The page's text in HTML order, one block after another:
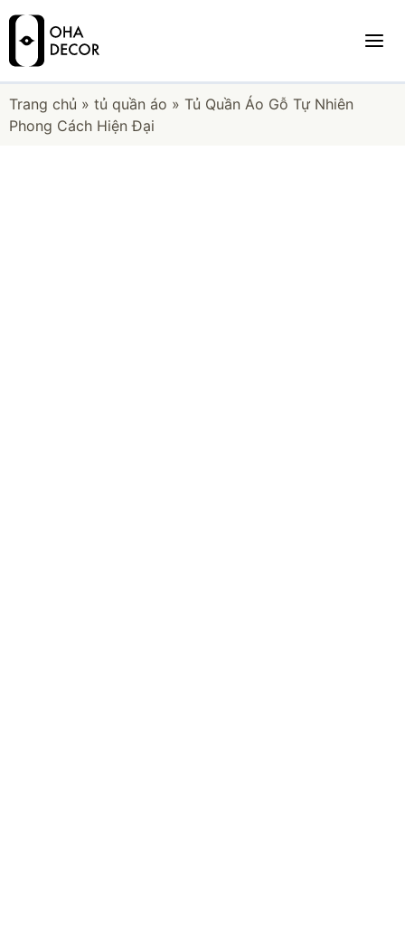
Trang chủ » tủ quần áo » Tủ Quần Áo Gỗ Tự Nhiên
Phong Cách Hiện Đại